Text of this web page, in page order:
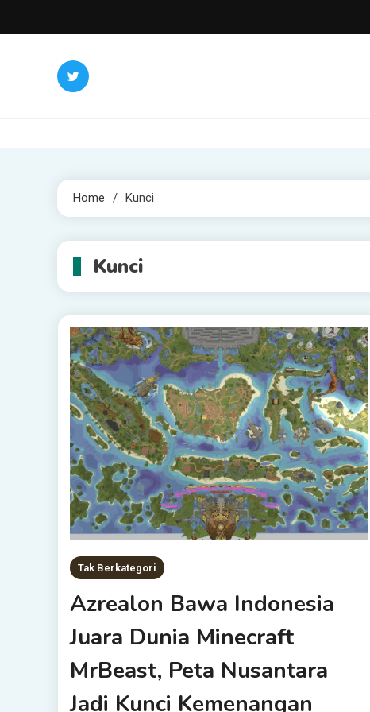
to
Home Kunci
Kunci
Tak Berkategori
Azrealon Bawa Indonesia
Juara Dunia Minecraft
MrBeast, Peta Nusantara
Jadi Kunci Kemenangan